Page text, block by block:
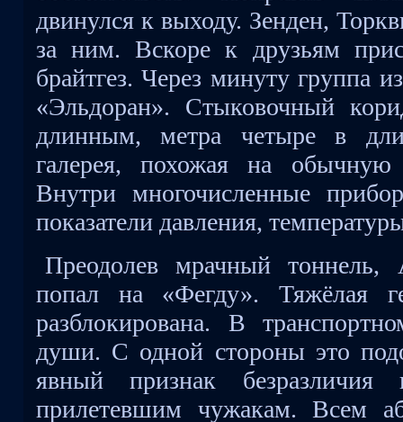
двинулся к выходу. Зенден,
за ним. Вскоре к друзьям
брайтгез. Через минуту группа
«Эльдоран». Стыковочный
длинным, метра четыре в
галерея, похожая на обычную
Внутри многочисленные
показатели давления,
Преодолев мрачный тоннель,
попал на «Фегду». Тяжёлая
разблокирована. В
души. С одной стороны это
явный признак безразличия
прилетевшим чужакам. Всем